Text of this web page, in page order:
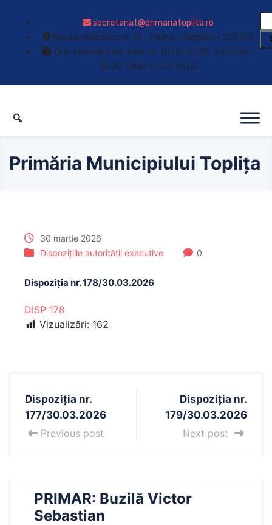
secretariat@primariatoplita.ro
Nicolae Bălcescu nr. 14 • Toplița • Harghita • 535700
Orar casierie: Luni-Miercuri: 07.00-15.30; Joi: 07.00-
18.00; Vineri: 07.00-13.00
Primăria Municipiului Toplița
30 martie 2026
Dispozițiile autorității executive
0
Dispoziția nr. 178/30.03.2026
DISP 178
Vizualizări: 162
Dispoziția nr.
177/30.03.2026
Previous post
Dispoziția nr.
179/30.03.2026
Next post
PRIMAR: Buzilă Victor
Sebastian